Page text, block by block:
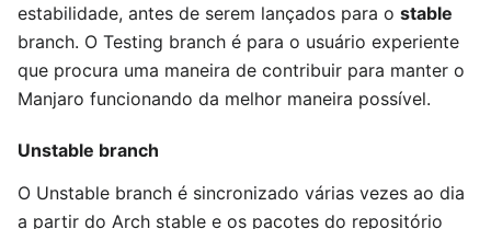
estabilidade, antes de serem lançados para o stable
branch. O Testing branch é para o usuário experiente
que procura uma maneira de contribuir para manter o
Manjaro funcionando da melhor maneira possível.
Unstable branch
O Unstable branch é sincronizado várias vezes ao dia
a partir do Arch stable e os pacotes do repositório